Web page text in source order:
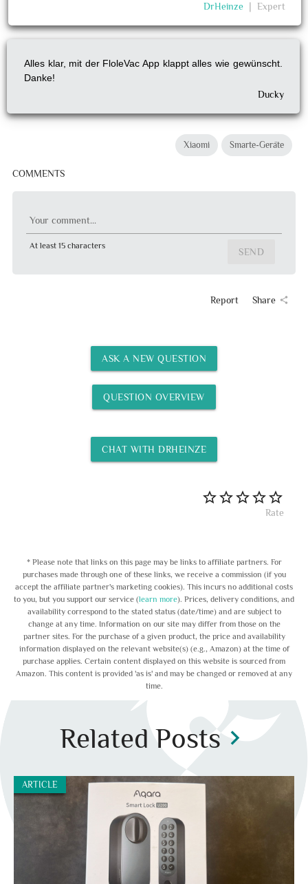
DrHeinze Expert
Alles klar, mit der FloleVac App klappt alles wie gewünscht.
Danke!
Ducky
Xiaomi Smarte-Geräte
COMMENTS
Your comment...
At least 15 characters
SEND
Report Share share
ASK A NEW QUESTION
QUESTION OVERVIEW
CHAT WITH DRHEINZE
Rate
* Please note that links on this page may be links to affiliate partners. For
purchases made through one of these links, we receive a commission (if you
accept the affiliate partner's marketing cookies). This incurs no additional costs
to you, but you support our service (learn more). Prices, delivery conditions, and
availability correspond to the stated status (date/time) and are subject to
change at any time. Information on our site may differ from those on the
partner sites. For the purchase of a given product, the price and availability
information displayed on the relevant website(s) (e.g., Amazon) at the time of
purchase applies. Certain content displayed on this website is sourced from
Amazon. This content is provided 'as is' and may be changed or removed at any
time.
Related Posts chevron_right
ARTICLE